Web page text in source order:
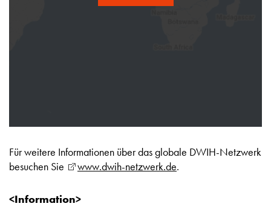
Für weitere Informationen über das globale DWIH-Netzwerk
besuchen Sie
www.dwih-netzwerk.de.
<Information>